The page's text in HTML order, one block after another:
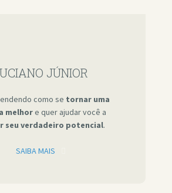
JÚNIOR
como se tornar uma
melhore quer ajudar você a
seu verdadeiro potencial.
SAIBA MAIS